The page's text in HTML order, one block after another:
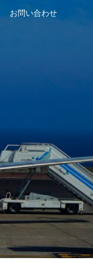
お問い合わせ